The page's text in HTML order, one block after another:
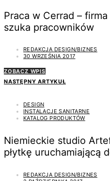
Praca w Cerrad –
szuka pracowników
REDAKCJA DESIGN/BIZNES
30 WRZEŚNIA 2017
ZOBACZ WPIS
NASTĘPNY ARTYKUŁ
DESIGN
INSTALACJE SANITARNE
KATALOG PRODUKTÓW
Niemieckie studio
płytkę uruchamiającą
REDAKCJA DESIGN/BIZNES